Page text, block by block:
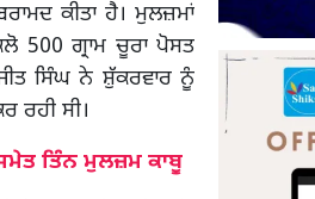
ਕੀਤਾ ਹੈ। ਮੁਲਜ਼ਮਾਂ
500 ਗ੍ਰਾਮ ਚੂਰਾ ਪੋਸਤ
ਸਿੰਘ ਨੇ ਸ਼ੁੱਕਰਵਾਰ ਨੂੰ
ਰਹੀ ਸੀ।
ਤਿੰਨ ਮੁਲਜ਼ਮ ਕਾਬੂ